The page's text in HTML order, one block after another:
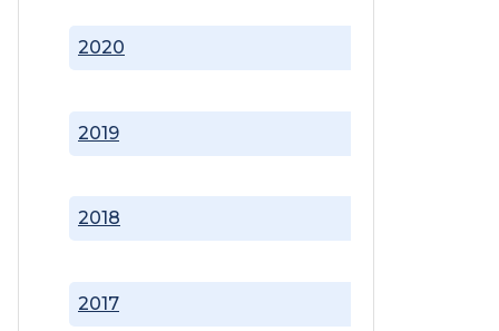
2017
2018
2019
2020